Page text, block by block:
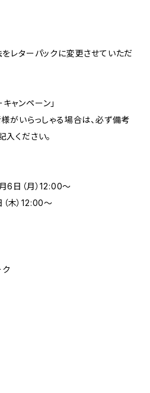
レターパックに変更させていただ
ャンペーン」
がいらっしゃる場合は、必ず備考
ください。
6日（月）12:00～
木）12:00～